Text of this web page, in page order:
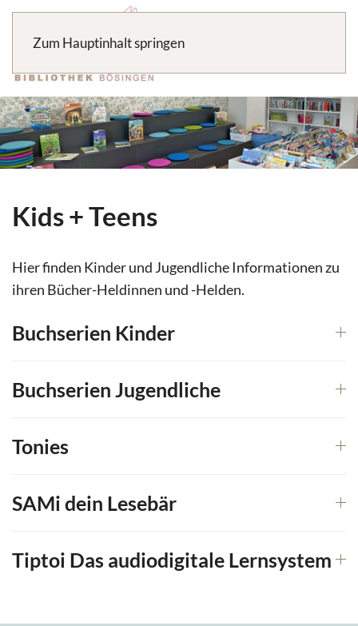
Zum Hauptinhalt springen
Kids + Teens
Hier finden Kinder und Jugendliche Informationen zu
ihren Bücher-Heldinnen und -Helden.
Buchserien Kinder
Buchserien Jugendliche
Tonies
SAMi dein Lesebär
Tiptoi Das audiodigitale Lernsystem